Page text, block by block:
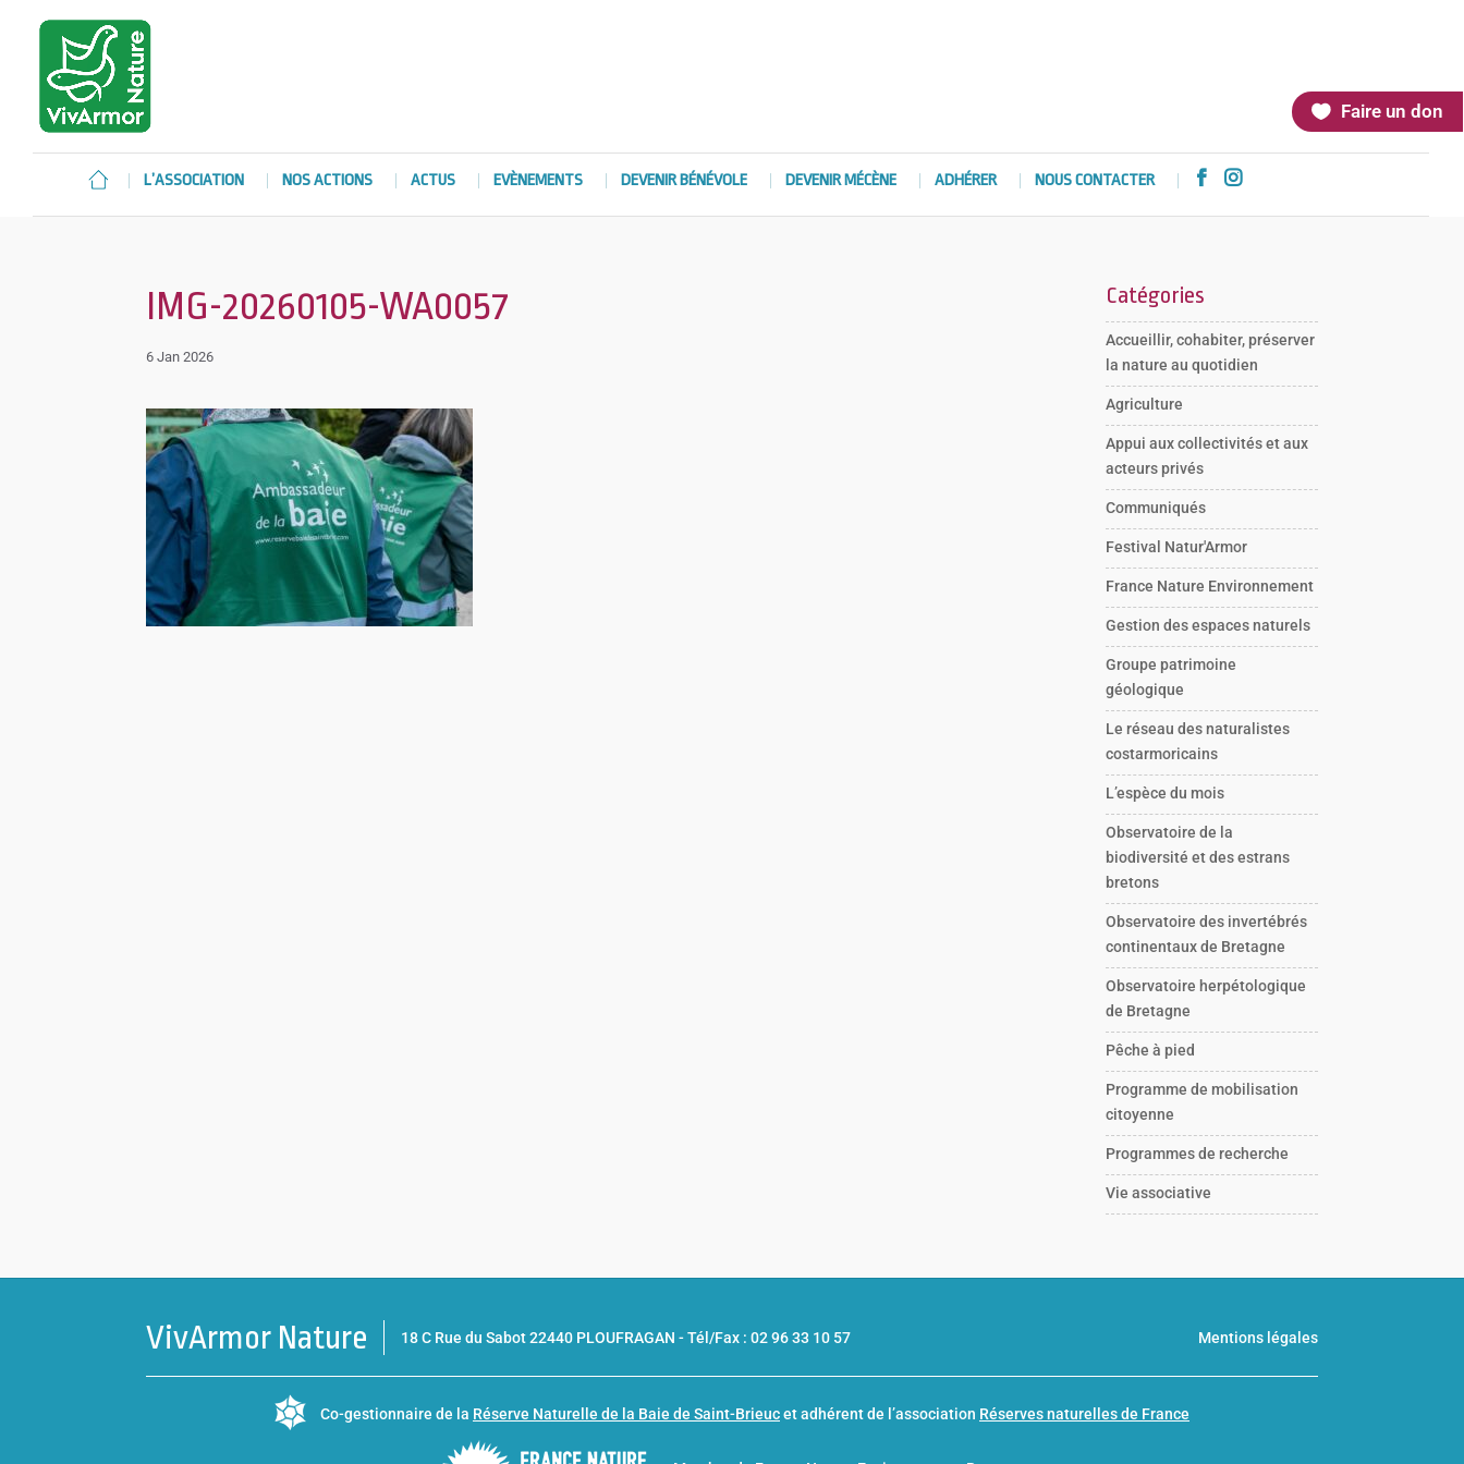
Faire un don
L’ASSOCIATION NOS ACTIONS ACTUS EVÈNEMENTS DEVENIR BÉNÉVOLE DEVENIR MÉCÈNE ADHÉRER NOUS CONTACTER  
IMG-20260105-WA0057
6 Jan 2026
Catégories
Accueillir, cohabiter, préserver
la nature au quotidien
Agriculture
Appui aux collectivités et aux
acteurs privés
Communiqués
Festival Natur'Armor
France Nature Environnement
Gestion des espaces naturels
Groupe patrimoine
géologique
Le réseau des naturalistes
costarmoricains
L’espèce du mois
Observatoire de la
biodiversité et des estrans
bretons
Observatoire des invertébrés
continentaux de Bretagne
Observatoire herpétologique
de Bretagne
Pêche à pied
Programme de mobilisation
citoyenne
Programmes de recherche
Vie associative
VivArmor Nature 18 C Rue du Sabot 22440 PLOUFRAGAN -Tél/Fax : 02 96 33 10 57 Mentions légales
Co-gestionnaire de la Réserve Naturelle de la Baie de Saint-Brieucet adhérent de l’association Réserves naturelles de France